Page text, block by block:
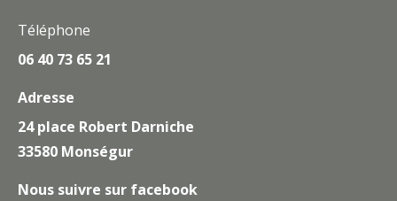
Téléphone
06 40 73 65 21
Adresse
24 place Robert Darniche
33580 Monségur
Nous suivre sur facebook